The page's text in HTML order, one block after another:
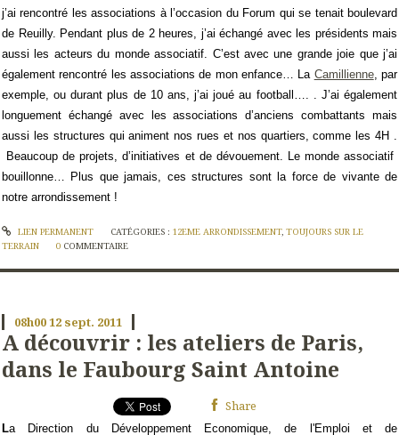
j’ai rencontré les associations à l’occasion du Forum qui se tenait boulevard
de Reuilly. Pendant plus de 2 heures, j’ai échangé avec les présidents mais
aussi les acteurs du monde associatif. C’est avec une grande joie que j’ai
également rencontré les associations de mon enfance… La Camillienne, par
exemple, ou durant plus de 10 ans, j’ai joué au football…. . J’ai également
longuement échangé avec les associations d’anciens combattants mais
aussi les structures qui animent nos rues et nos quartiers, comme les 4H .
Beaucoup de projets, d’initiatives et de dévouement. Le monde associatif
bouillonne… Plus que jamais, ces structures sont la force de vivante de
notre arrondissement !
LIEN PERMANENT CATÉGORIES : 12EME ARRONDISSEMENT, TOUJOURS SUR LE
TERRAIN
0 COMMENTAIRE
08h0012 sept. 2011
A découvrir : les ateliers de Paris,
dans le Faubourg Saint Antoine
Share
La Direction du Développement Economique, de l'Emploi et de